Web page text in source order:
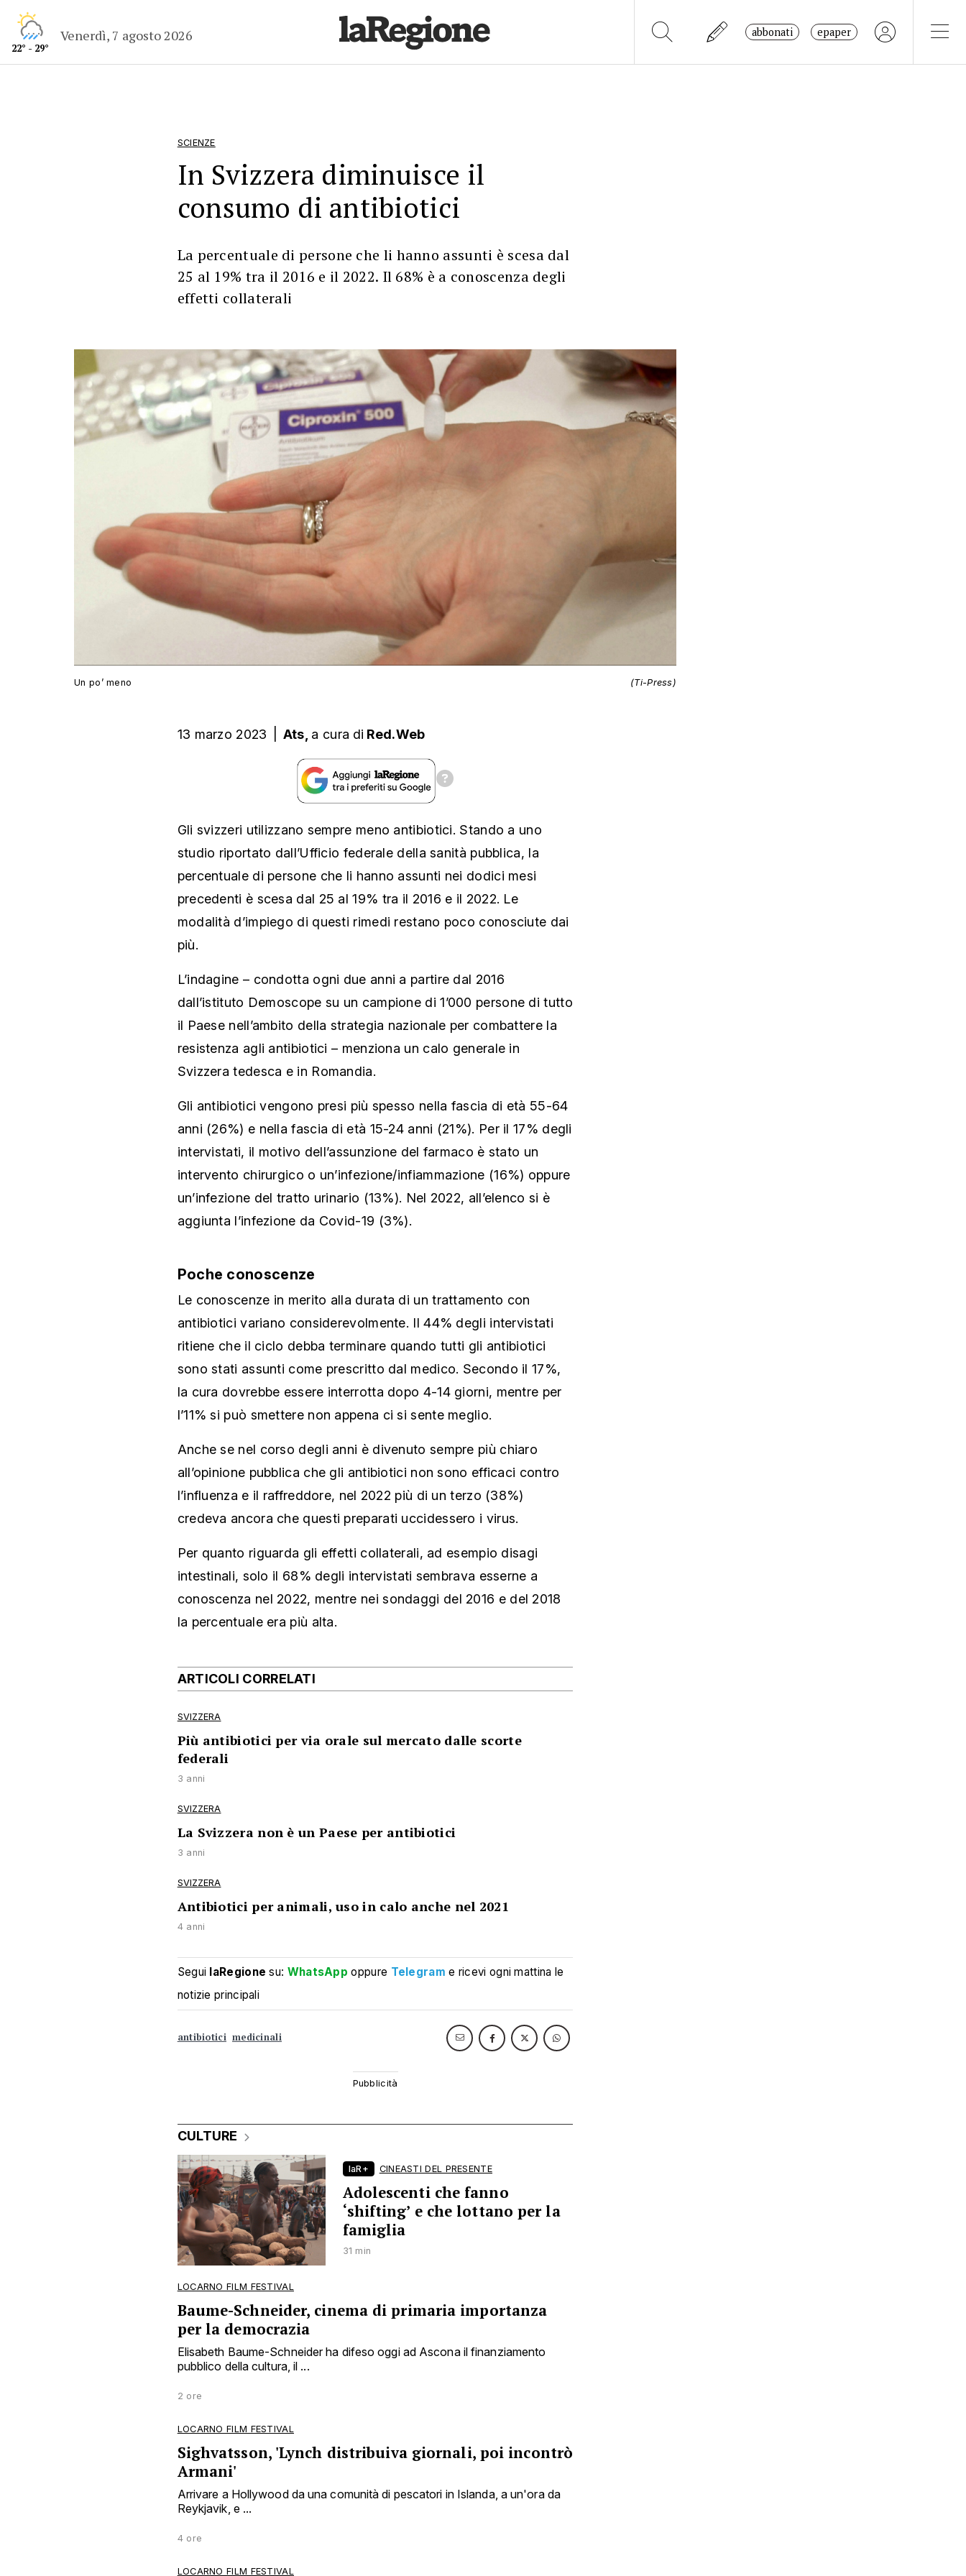
22° - 29°
Venerdì, 7 agosto 2026 abbonati epaper
SCIENZE
In Svizzera diminuisce il
consumo di antibiotici
La percentuale di persone che li hanno assunti è scesa dal
25 al 19% tra il 2016 e il 2022. Il 68% è a conoscenza degli
effetti collaterali
Un po’ meno (Ti-Press)
13 marzo 2023 Ats, a cura di Red.Web
Gli svizzeri utilizzano sempre meno antibiotici. Stando a uno
studio riportato dall’Ufficio federale della sanità pubblica, la
percentuale di persone che li hanno assunti nei dodici mesi
precedenti è scesa dal 25 al 19% tra il 2016 e il 2022. Le
modalità d’impiego di questi rimedi restano poco conosciute dai
più.
L’indagine – condotta ogni due anni a partire dal 2016
dall’istituto Demoscope su un campione di 1’000 persone di tutto
il Paese nell’ambito della strategia nazionale per combattere la
resistenza agli antibiotici – menziona un calo generale in
Svizzera tedesca e in Romandia.
Gli antibiotici vengono presi più spesso nella fascia di età 55-64
anni (26%) e nella fascia di età 15-24 anni (21%). Per il 17% degli
intervistati, il motivo dell’assunzione del farmaco è stato un
intervento chirurgico o un’infezione/infiammazione (16%) oppure
un’infezione del tratto urinario (13%). Nel 2022, all’elenco si è
aggiunta l’infezione da Covid-19 (3%).
Poche conoscenze
Le conoscenze in merito alla durata di un trattamento con
antibiotici variano considerevolmente. Il 44% degli intervistati
ritiene che il ciclo debba terminare quando tutti gli antibiotici
sono stati assunti come prescritto dal medico. Secondo il 17%,
la cura dovrebbe essere interrotta dopo 4-14 giorni, mentre per
l’11% si può smettere non appena ci si sente meglio.
Anche se nel corso degli anni è divenuto sempre più chiaro
all’opinione pubblica che gli antibiotici non sono efficaci contro
l’influenza e il raffreddore, nel 2022 più di un terzo (38%)
credeva ancora che questi preparati uccidessero i virus.
Per quanto riguarda gli effetti collaterali, ad esempio disagi
intestinali, solo il 68% degli intervistati sembrava esserne a
conoscenza nel 2022, mentre nei sondaggi del 2016 e del 2018
la percentuale era più alta.
ARTICOLI CORRELATI
SVIZZERA
Più antibiotici per via orale sul mercato dalle scorte
federali
3 anni
SVIZZERA
La Svizzera non è un Paese per antibiotici
3 anni
SVIZZERA
Antibiotici per animali, uso in calo anche nel 2021
4 anni
Segui laRegione su: WhatsApp oppure Telegram e ricevi ogni mattina le
notizie principali
antibiotici medicinali
CULTURE
laR+ CINEASTI DEL PRESENTE
Adolescenti che fanno
‘shifting’ e che lottano per la
famiglia
31 min
LOCARNO FILM FESTIVAL
Baume-Schneider, cinema di primaria importanza
per la democrazia
Elisabeth Baume-Schneider ha difeso oggi ad Ascona il finanziamento
pubblico della cultura, il ...
2 ore
LOCARNO FILM FESTIVAL
Sighvatsson, 'Lynch distribuiva giornali, poi incontrò
Armani'
Arrivare a Hollywood da una comunità di pescatori in Islanda, a un'ora da
Reykjavik, e ...
4 ore
LOCARNO FILM FESTIVAL